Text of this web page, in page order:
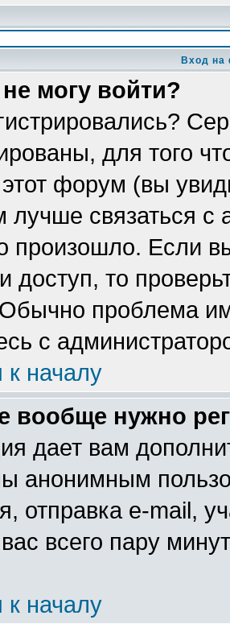
Вход на
могу войти?
для того
форум (вы
лучше связаться
произошло. Если
доступ, то
проблема
с
к началу
вообще нужно
дает вам
анонимным
отправка e-mail,
всего пару
к началу